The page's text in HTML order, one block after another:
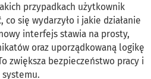
przypadkach użytkownik
się wydarzyło i jakie działanie
interfejs stawia na prosty,
oraz uporządkowaną logikę
zwiększa bezpieczeństwo pracy i
systemu.